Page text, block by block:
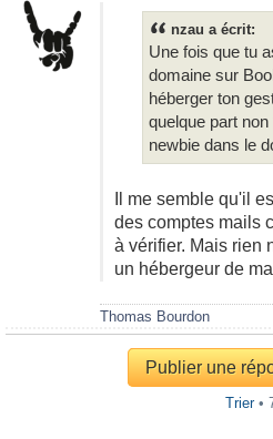
nzau a écrit:
Une fois que tu
domaine sur
héberger ton
quelque part
newbie dans le
Il me semble qu'il
des comptes mails
à vérifier. Mais rien
un hébergeur de
Thomas Bourdon
Publier une
Trier•